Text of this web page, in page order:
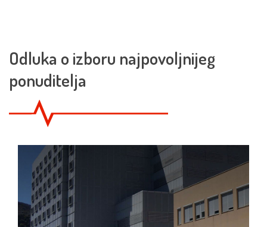
Odluka o izboru najpovoljnijeg
ponuditelja